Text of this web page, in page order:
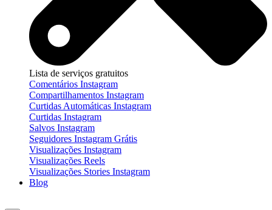
Lista de serviços gratuitos
Comentários Instagram
Compartilhamentos Instagram
Curtidas Automáticas Instagram
Curtidas Instagram
Salvos Instagram
Seguidores Instagram Grátis
Visualizações Instagram
Visualizações Reels
Visualizações Stories Instagram
Blog